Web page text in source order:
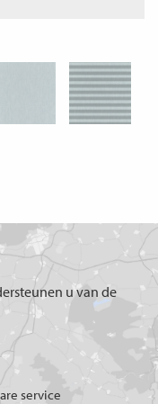
u van de
service